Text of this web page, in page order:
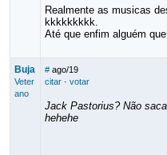
Realmente as musicas
kkkkkkkkk.
Até que enfim alguém
Buja
Veter
ano
# ago/19
citar· votar
Jack Pastorius? Não
hehehe